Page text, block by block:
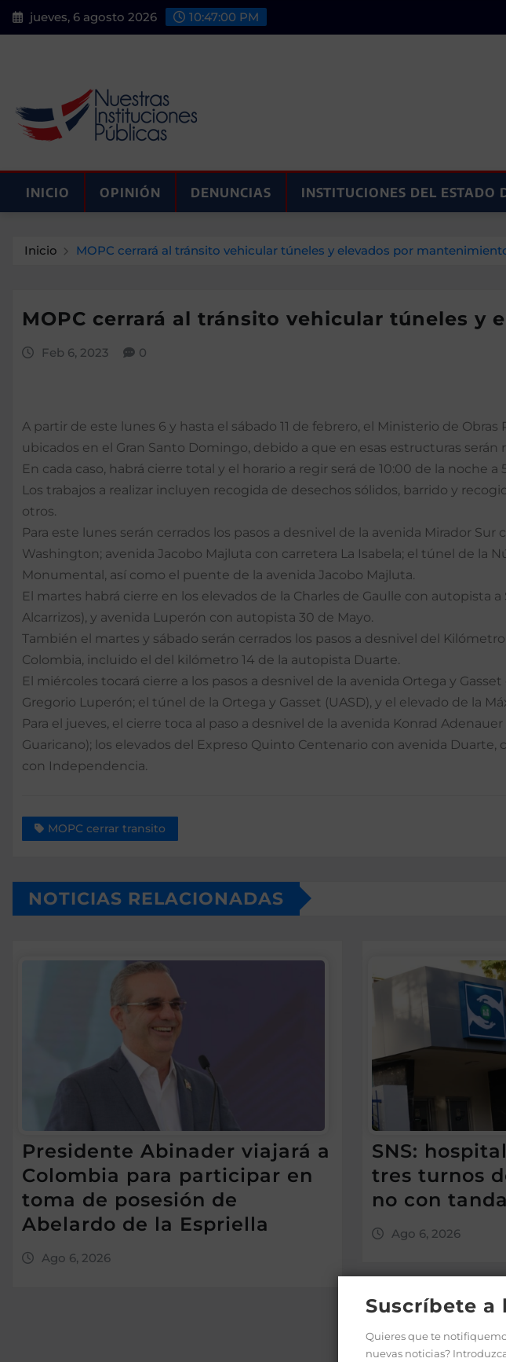
Saltar
al
jueves, 6 agosto 2026 10:47:02 PM
INICIO OPINIÓN DENUNCIAS INSTITUCIONES DEL ESTADO
Inicio MOPC cerrará al tránsito vehicular túneles y elevados por
MOPC cerrará al tránsito vehicular túneles y
Feb 6, 2023 0
A partir de este lunes 6 y hasta el sábado 11 de febrero, el Ministerio de
ubicados en el Gran Santo Domingo, debido a que en esas estructuras
En cada caso, habrá cierre total y el horario a regir será de 10:00 de la noche
Los trabajos a realizar incluyen recogida de desechos sólidos, barrido y
otros.
Para este lunes serán cerrados los pasos a desnivel de la avenida Mirador
Washington; avenida Jacobo Majluta con carretera La Isabela; el túnel de la
Monumental, así como el puente de la avenida Jacobo Majluta.
El martes habrá cierre en los elevados de la Charles de Gaulle con autopista
Alcarrizos), y avenida Luperón con autopista 30 de Mayo.
También el martes y sábado serán cerrados los pasos a desnivel del
Colombia, incluido el del kilómetro 14 de la autopista Duarte.
El miércoles tocará cierre a los pasos a desnivel de la avenida Ortega y
Gregorio Luperón; el túnel de la Ortega y Gasset (UASD), y el elevado de la
Para el jueves, el cierre toca al paso a desnivel de la avenida Konrad
Guaricano); los elevados del Expreso Quinto Centenario con avenida
con Independencia.
MOPC cerrar transito
NOTICIAS RELACIONADAS
Presidente Abinader viajará a
Colombia para participar en
toma de posesión de
Abelardo de la Espriella
Ago 6, 2026
SNS:
tres turnos
no con
Ago 6, 2026
Suscríbete a
Quieres que te
nuevas noticias?